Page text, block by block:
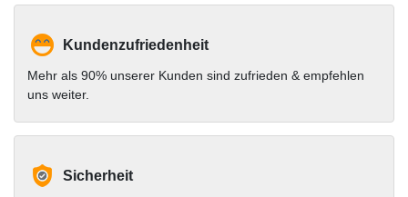
Kundenzufriedenheit
Mehr als 90% unserer Kunden sind zufrieden & empfehlen
uns weiter.
Sicherheit